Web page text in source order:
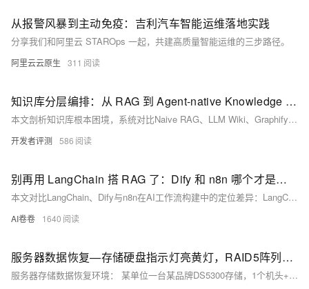
从报警风暴到主动免疫：吉利汽车智能运维落地实践
分享我们和阿里云 STAROps 一起，共建高质量智能运维的三步路径。
阿里云云原生 311
知识库分层编排：从 RAG 到 Agent-native Knowledge Context Layer
本文剖析知识库根本困境，系统对比Naive RAG、LLM Wiki、Graphify、GraphRAG四大范式，提出“金字塔”结构化知识工程新范式：按稳定性与抽象度分五层（原则→架构→规范→实现→经验），结合角色感知与知识图谱关联，实现层次定位、跨层导航与增量同步，显著提升检索精度与知识保鲜能力。
开发者评测 586
别再用 LangChain 搭 RAG 了：Dify 和 n8n 哪个才是你真正需要的
本文对比LangChain、Dify与n8n在AI工作流构建中的定位差异：LangChain是高自由度但调试成本高的代码框架；Dify专注RAG与对话，开箱即用；n8n擅长跨系统AI自动化。附七牛云模型接入指南与避坑提示。
AI卷卷 1640
服务器数据恢复—存储硬盘指示灯亮黄灯，RAID5阵列崩溃的数据恢复案例
服务器存储数据恢复环境： 某单位一台某品牌DS5300存储，1个机头+4个扩展柜，50块的硬盘组建了两组RAID5阵列。一组raid5阵列有27块硬盘，存放Oracle数据库文件。存储系统上层一共划分了11个卷。 服务器存储故障： 存储设备上两个硬盘指示灯亮黄色。其中一组RAID5阵列崩溃，存储不可用，设备已经过保。